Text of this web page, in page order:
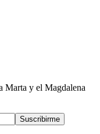
Marta y el Magdalena
Suscribirme